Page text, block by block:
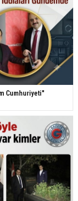
Cumhuriyeti"